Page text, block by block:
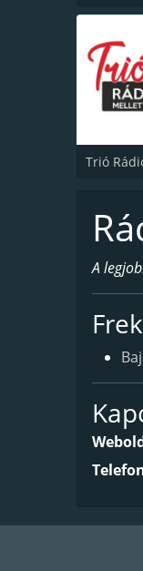
Trió
A